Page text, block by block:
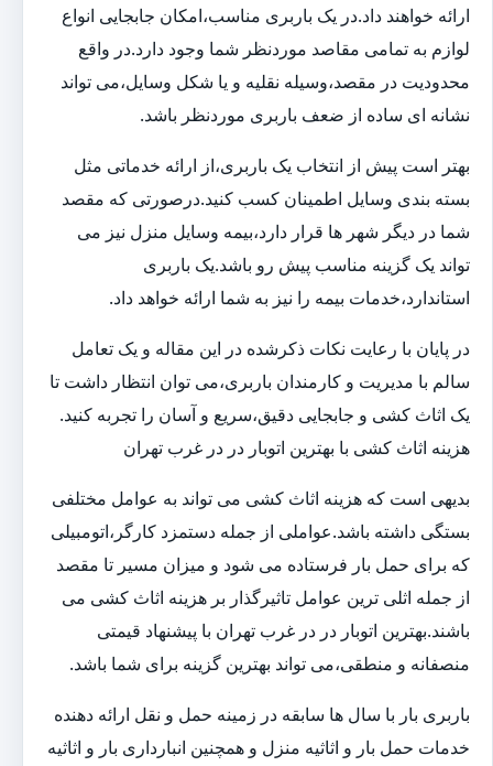
ارائه خواهند داد.در یک باربری مناسب،امکان جابجایی انواع
لوازم به تمامی مقاصد موردنظر شما وجود دارد.در واقع
محدودیت در مقصد،وسیله نقلیه و یا شکل وسایل،می تواند
نشانه ای ساده از ضعف باربری موردنظر باشد.
بهتر است پیش از انتخاب یک باربری،از ارائه خدماتی مثل
بسته بندی وسایل اطمینان کسب کنید.درصورتی که مقصد
شما در دیگر شهر ها قرار دارد،بیمه وسایل منزل نیز می
تواند یک گزینه مناسب پیش رو باشد.یک باربری
استاندارد،خدمات بیمه را نیز به شما ارائه خواهد داد.
در پایان با رعایت نکات ذکرشده در این مقاله و یک تعامل
سالم با مدیریت و کارمندان باربری،می توان انتظار داشت تا
یک اثاث کشی و جابجایی دقیق،سریع و آسان را تجربه کنید.
هزینه اثاث کشی با بهترین اتوبار در در غرب تهران
بدیهی است که هزینه اثاث کشی می تواند به عوامل مختلفی
بستگی داشته باشد.عواملی از جمله دستمزد کارگر،اتومبیلی
که برای حمل بار فرستاده می شود و میزان مسیر تا مقصد
از جمله اثلی ترین عوامل تاثیرگذار بر هزینه اثاث کشی می
باشند.بهترین اتوبار در در غرب تهران با پیشنهاد قیمتی
منصفانه و منطقی،می تواند بهترین گزینه برای شما باشد.
باربری بار با سال ها سابقه در زمینه حمل و نقل ارائه دهنده
خدمات حمل بار و اثاثیه منزل و همچنین انبارداری بار و اثاثیه